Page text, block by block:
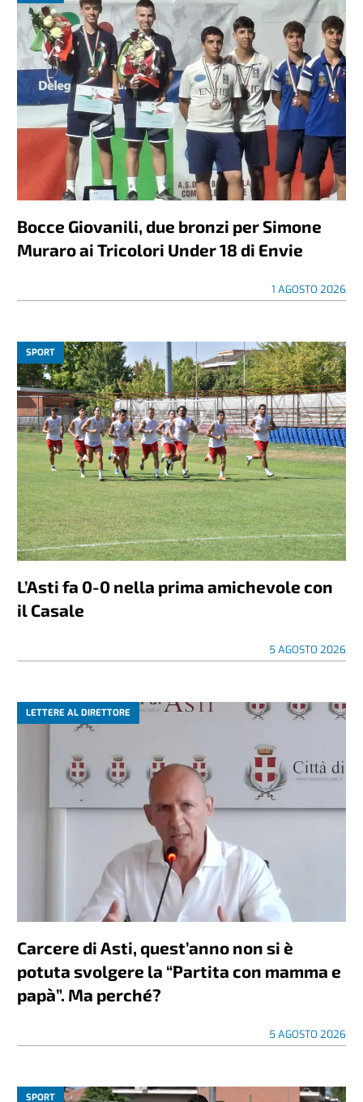
Bocce Giovanili, due bronzi per Simone
Muraro ai Tricolori Under 18 di Envie
1 AGOSTO 2026
SPORT
L’Asti fa 0-0 nella prima amichevole con
il Casale
5 AGOSTO 2026
LETTERE AL DIRETTORE
Carcere di Asti, quest’anno non si è
potuta svolgere la “Partita con mamma e
papà”. Ma perché?
5 AGOSTO 2026
SPORT